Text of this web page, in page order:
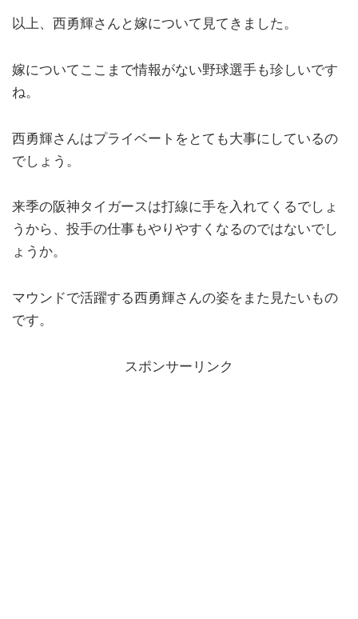
以上、西勇輝さんと嫁について見てきました。
嫁についてここまで情報がない野球選手も珍しいです
ね。
西勇輝さんはプライベートをとても大事にしているの
でしょう。
来季の阪神タイガースは打線に手を入れてくるでしょ
うから、投手の仕事もやりやすくなるのではないでし
ょうか。
マウンドで活躍する西勇輝さんの姿をまた見たいもの
です。
スポンサーリンク